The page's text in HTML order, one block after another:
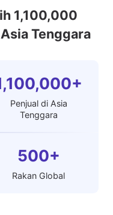
1,100,000
Tenggara
Penjual di Asia
Tenggara
500+
Rakan Global